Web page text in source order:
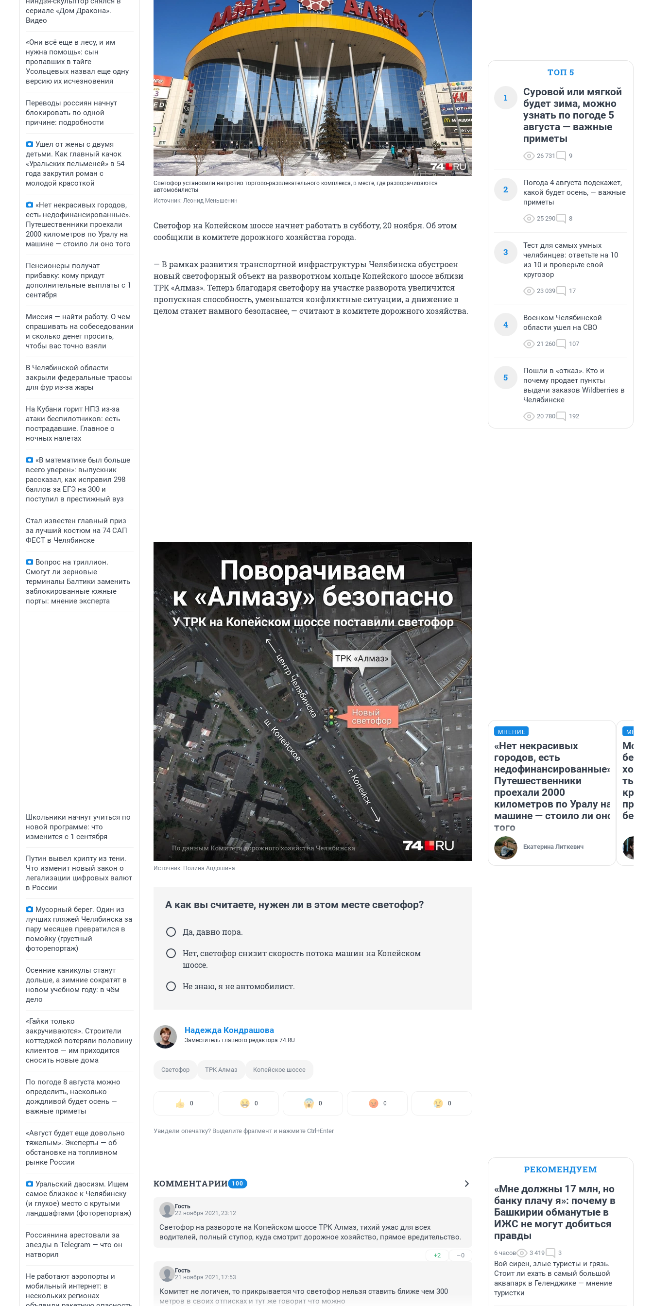
сериале «Дом Дракона».
Видео
«Они всё еще в лесу, и им
нужна помощь»: сын
пропавших в тайге
Усольцевых назвал еще одну
версию их исчезновения
Переводы россиян начнут
блокировать по одной
причине: подробности
Ушел от жены с двумя
детьми. Как главный качок
«Уральских пельменей» в 54
года закрутил роман с
молодой красоткой
«Нет некрасивых городов,
есть недофинансированные».
Путешественники проехали
2000 километров по Уралу на
машине — стоило ли оно того
Пенсионеры получат
прибавку: кому придут
дополнительные выплаты с 1
сентября
Миссия — найти работу. О чем
спрашивать на собеседовании
и сколько денег просить,
чтобы вас точно взяли
В Челябинской области
закрыли федеральные трассы
для фур из-за жары
На Кубани горит НПЗ из-за
атаки беспилотников: есть
пострадавшие. Главное о
ночных налетах
«В математике был больше
всего уверен»: выпускник
рассказал, как исправил 298
баллов за ЕГЭ на 300 и
поступил в престижный вуз
Стал известен главный приз
за лучший костюм на 74 САП
ФЕСТ в Челябинске
Вопрос на триллион.
Смогут ли зерновые
терминалы Балтики заменить
заблокированные южные
порты: мнение эксперта
Школьники начнут учиться по
новой программе: что
изменится с 1 сентября
Путин вывел крипту из тени.
Что изменит новый закон о
легализации цифровых валют
в России
Мусорный берег. Один из
лучших пляжей Челябинска за
пару месяцев превратился в
помойку (грустный
фоторепортаж)
Осенние каникулы станут
дольше, а зимние сократят в
новом учебном году: в чём
дело
«Гайки только
закручиваются». Строители
коттеджей потеряли половину
клиентов — им приходится
сносить новые дома
По погоде 8 августа можно
определить, насколько
дождливой будет осень —
важные приметы
«Август будет еще довольно
тяжелым». Эксперты — об
обстановке на топливном
рынке России
Уральский даосизм. Ищем
самое близкое к Челябинску
(и глухое) место с крутыми
ландшафтами (фоторепортаж)
Россиянина арестовали за
звезды в Telegram — что он
натворил
Не работают аэропорты и
мобильный интернет: в
нескольких регионах
Светофор установили напротив торгово-развлекательного комплекса, в месте, где разворачиваются
автомобилисты
Источник: Леонид Меньшенин
Светофор на Копейском шоссе начнет работать в субботу, 20 ноября. Об этом
сообщили в комитете дорожного хозяйства города.
— В рамках развития транспортной инфраструктуры Челябинска обустроен
новый светофорный объект на разворотном кольце Копейского шоссе вблизи
ТРК «Алмаз». Теперь благодаря светофору на участке разворота увеличится
пропускная способность, уменьшатся конфликтные ситуации, а движение в
целом станет намного безопаснее, — считают в комитете дорожного хозяйства.
Источник: Полина Авдошина
А как вы считаете, нужен ли в этом месте светофор?
Да, давно пора.
Нет, светофор снизит скорость потока машин на Копейском
шоссе.
Не знаю, я не автомобилист.
Надежда Кондрашова
Заместитель главного редактора 74.RU
Светофор ТРК Алмаз Копейское шоссе
0 0 0 0 0
Увидели опечатку? Выделите фрагмент и нажмите Ctrl+Enter
КОММЕНТАРИИ 100
Гость
22 ноября 2021, 23:12
Светофор на развороте на Копейском шоссе ТРК Алмаз, тихий ужас для всех
водителей, полный ступор, куда смотрит дорожное хозяйство, прямое вредительство.
+2 –0
Гость
21 ноября 2021, 17:53
Комитет не логичен, то прикрывается что светофор нельзя ставить ближе чем 300
метров в своих отписках и тут же говорит что можно
ТОП 5
1
Суровой или мягкой
будет зима, можно
узнать по погоде 5
августа — важные
приметы
26 731 9
2
Погода 4 августа подскажет,
какой будет осень, — важные
приметы
25 290 8
3
Тест для самых умных
челябинцев: ответьте на 10
из 10 и проверьте свой
кругозор
23 039 17
4
Военком Челябинской
области ушел на СВО
21 260 107
5
Пошли в «отказ». Кто и
почему продает пункты
выдачи заказов Wildberries в
Челябинске
20 780 192
МНЕНИЕ
«Нет некрасивых
городов, есть
недофинансированные».
Путешественники
проехали 2000
километров по Уралу на
машине — стоило ли оно
того
Екатерина Литкевич
Мой
РЕКОМЕНДУЕМ
«Мне должны 17 млн, но
банку плачу я»: почему в
Башкирии обманутые в
ИЖС не могут добиться
правды
6 часов 3 419 3
Вой сирен, злые туристы и грязь.
Стоит ли ехать в самый большой
аквапарк в Геленджике — мнение
туристки